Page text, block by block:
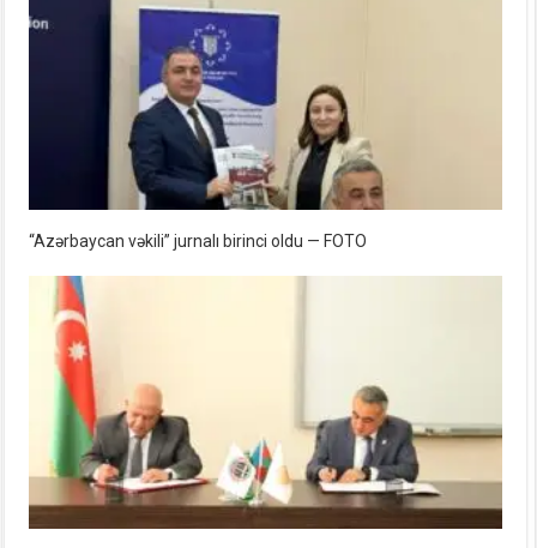
“Azərbaycan vəkili” jurnalı birinci oldu — FOTO